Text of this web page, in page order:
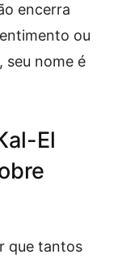
encerra
ou
nome é
El
que tantos